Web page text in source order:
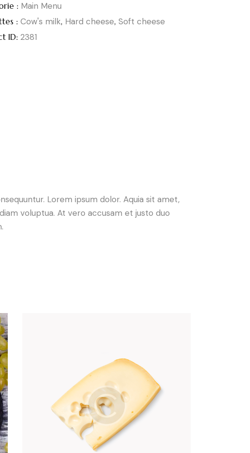
: Main Menu
: Cow's milk, Hard cheese, Soft cheese
ID: 2381
Lorem ipsum dolor. Aquia sit amet,
voluptua. At vero accusam et justo duo